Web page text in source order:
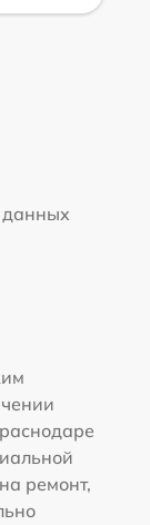
данных
ремонт,